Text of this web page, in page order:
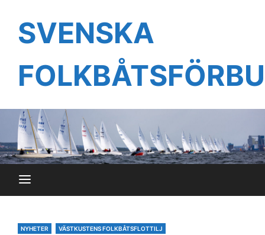
innehållSVENSKA
NYHETER VÄSTKUSTENS FOLKBÅTSFLOTTILJ